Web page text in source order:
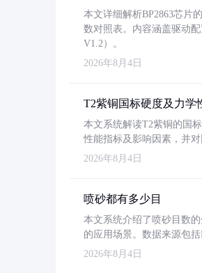
本文详细解析BP2863芯片
数对照表。内容涵盖驱动
V1.2）。
2026年8月4日
T2紫铜国标硬度及力学
本文系统解读T2紫铜的国
性能指标及影响因素，并
2026年8月4日
喷砂都有多少目
本文系统介绍了喷砂目数
的应用场景。数据来源包
2026年8月4日